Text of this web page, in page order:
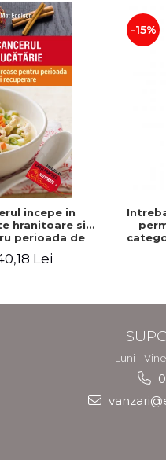
incepe in
hranitoare si
perioada de
Lei
-15%
Luni -